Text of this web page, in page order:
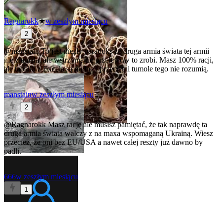
Ragnarokk★w zeszłym miesiącu
2
@manstainTo jest niezły paradoks że druga armia świata tej armii
nie złamała, ale wstrzymanie przelewów to zrobi. Masz 100% racji,
ale tabelki z Excela są nudne i przeciętni tumole tego nie rozumią.
manstainw zeszłym miesiącu
2
@RagnarokkMasz rację ale musisz pamiętać, że tak naprawdę ta
druga armia świata walczy z na maxa wspomaganą Ukrainą. Wiesz
przecież, że oni bez EU/USA a nawet całej reszty już dawno by
padli.
666w zeszłym miesiącu
1